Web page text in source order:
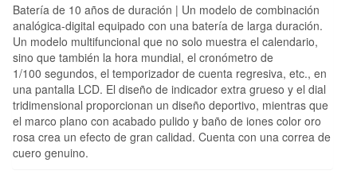
Batería de 10 años de duración | Un modelo de combinación
analógica-digital equipado con una batería de larga duración.
Un modelo multifuncional que no solo muestra el calendario,
sino que también la hora mundial, el cronómetro de
1/100 segundos, el temporizador de cuenta regresiva, etc., en
una pantalla LCD. El diseño de indicador extra grueso y el dial
tridimensional proporcionan un diseño deportivo, mientras que
el marco plano con acabado pulido y baño de iones color oro
rosa crea un efecto de gran calidad. Cuenta con una correa de
cuero genuino.